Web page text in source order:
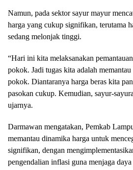
Namun, pada sektor sayur mayur
harga yang cukup signifikan, terutama
sedang melonjak tinggi.
“Hari ini kita melaksanakan
pokok. Jadi tugas kita adalah
pokok. Diantaranya harga beras kita
pasokan cukup. Kemudian, sayur-
ujarnya.
Darmawan mengatakan, Pemkab
memantau dinamika harga untuk
signifikan, dengan
pengendalian inflasi guna menjaga